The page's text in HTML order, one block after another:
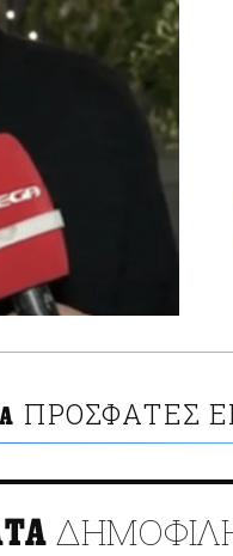
ΠΡΟΣΦΑΤΕΣ